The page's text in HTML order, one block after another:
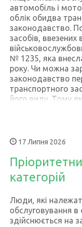
подякував за
народним
Вигівський
Міністерство
роботу, яку він
надзвичайно
розумію
Попереду багато
працювати,
Іван Вигівський.
автомобіль і
облік обидва
законодавство.
засобів,
№ 1235, яка
року. Чи можна
законодавство
транспортного
його виду. Тому
послуги
засобу
паспорт з
витяг про місце
що підтверджує
військової
гуманітарною
17 Липня 2026
категорій
Люди, які
обслуговування
здійснюється на